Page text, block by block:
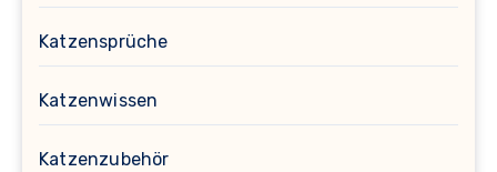
Katzensprüche
Katzenwissen
Katzenzubehör